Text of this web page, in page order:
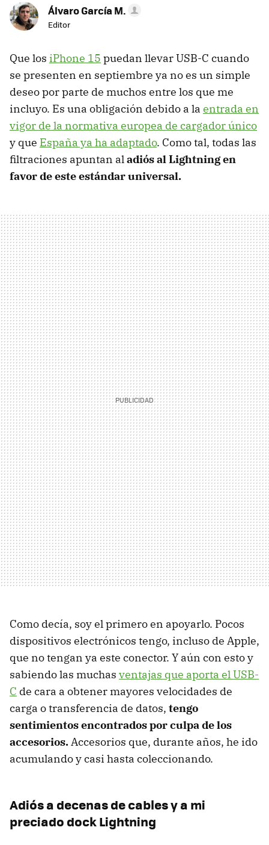
Álvaro García M.
Editor
Que los iPhone 15 puedan llevar USB-C cuando
se presenten en septiembre ya no es un simple
deseo por parte de muchos entre los que me
incluyo. Es una obligación debido a la entrada en
vigor de la normativa europea de cargador único
y que España ya ha adaptado. Como tal, todas las
filtraciones apuntan aladiós al Lightning en
favor de este estándar universal.
Como decía, soy el primero en apoyarlo. Pocos
dispositivos electrónicos tengo, incluso de Apple,
que no tengan ya este conector. Y aún con esto y
sabiendo las muchas ventajas que aporta el USB-
C de cara a obtener mayores velocidades de
carga o transferencia de datos, tengo
sentimientos encontrados por culpa de los
accesorios.Accesorios que, durante años, he ido
acumulando y casi hasta coleccionando.
Adiós a decenas de cables y a mi
preciado dock Lightning